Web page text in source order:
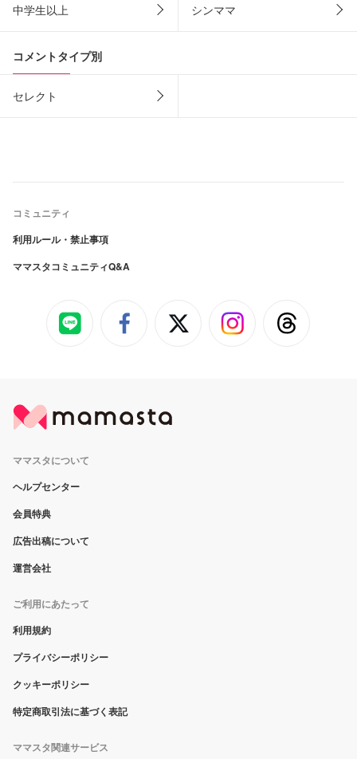
中学生以上 シンママ
コメントタイプ別
セレクト
コミュニティ
利用ルール・禁止事項
ママスタコミュニティQ&A
ママスタについて
ヘルプセンター
会員特典
広告出稿について
運営会社
ご利用にあたって
利用規約
プライバシーポリシー
クッキーポリシー
特定商取引法に基づく表記
ママスタ関連サービス